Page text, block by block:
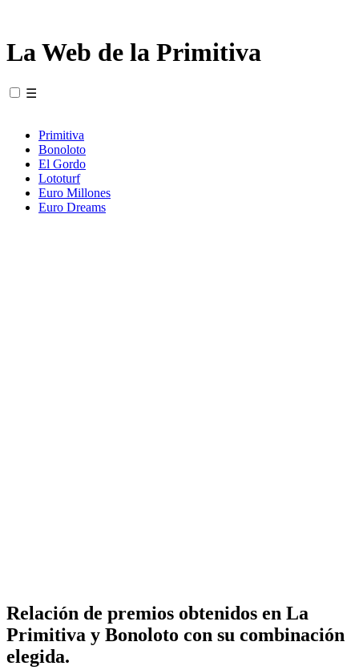
La Web de la Primitiva
☰
Primitiva
Bonoloto
El Gordo
Lototurf
Euro Millones
Euro Dreams
Relación de premios obtenidos en La
Primitiva y Bonoloto con su combinación
elegida.